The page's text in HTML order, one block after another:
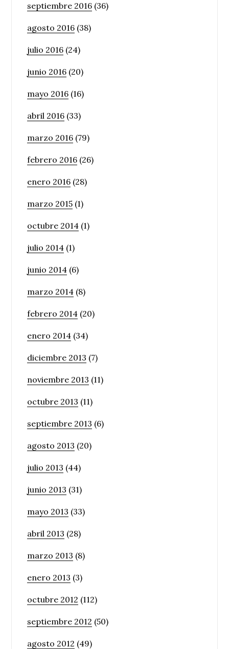
septiembre 2016 (36)
agosto 2016 (38)
julio 2016 (24)
junio 2016 (20)
mayo 2016 (16)
abril 2016 (33)
marzo 2016 (79)
febrero 2016 (26)
enero 2016 (28)
marzo 2015 (1)
octubre 2014 (1)
julio 2014 (1)
junio 2014 (6)
marzo 2014 (8)
febrero 2014 (20)
enero 2014 (34)
diciembre 2013 (7)
noviembre 2013 (11)
octubre 2013 (11)
septiembre 2013 (6)
agosto 2013 (20)
julio 2013 (44)
junio 2013 (31)
mayo 2013 (33)
abril 2013 (28)
marzo 2013 (8)
enero 2013 (3)
octubre 2012 (112)
septiembre 2012 (50)
agosto 2012 (49)